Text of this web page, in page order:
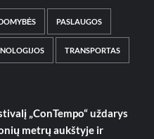
PASLAUGOS
TRANSPORTAS
„ConTempo“ uždarys
metrų aukštyje ir